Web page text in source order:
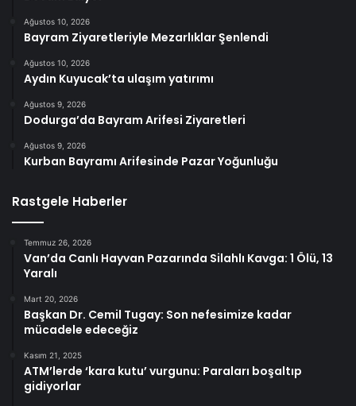
Ağustos 10, 2026
Bayram Ziyaretleriyle Mezarlıklar Şenlendi
Ağustos 10, 2026
Aydın Kuyucak’ta ulaşım yatırımı
Ağustos 9, 2026
Dodurga’da Bayram Arifesi Ziyaretleri
Ağustos 9, 2026
Kurban Bayramı Arifesinde Pazar Yoğunluğu
Rastgele Haberler
Temmuz 26, 2026
Van’da Canlı Hayvan Pazarında Silahlı Kavga: 1 Ölü, 13
Yaralı
Mart 20, 2026
Başkan Dr. Cemil Tugay: Son nefesimize kadar
mücadele edeceğiz
Kasım 21, 2025
ATM’lerde ‘kara kutu’ vurgunu: Paraları boşaltıp
gidiyorlar